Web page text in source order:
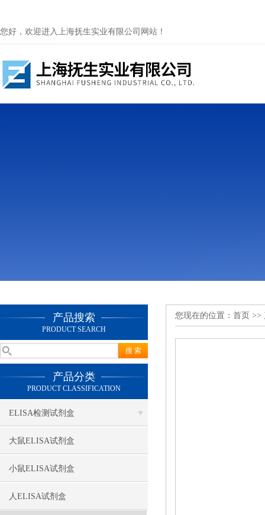
您好，欢迎进入上海抚生实业有限公司网站！
产品搜索
PRODUCT SEARCH
产品分类
PRODUCT CLASSIFICATION
ELISA检测试剂盒
大鼠ELISA试剂盒
小鼠ELISA试剂盒
人ELISA试剂盒
您现在的位置： 首页 >>